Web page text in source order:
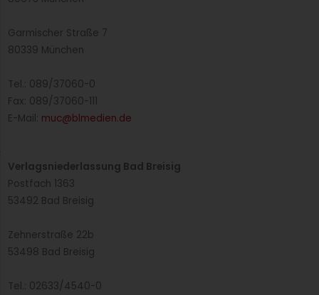
Garmischer Straße 7
80339 München
Tel.: 089/37060-0
Fax: 089/37060-111
E-Mail: muc@blmedien.de
Verlagsniederlassung Bad Breisig
Postfach 1363
53492 Bad Breisig
Zehnerstraße 22b
53498 Bad Breisig
Tel.: 02633/4540-0